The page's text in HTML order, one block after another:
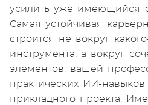
усилить уже имеющийся
Самая устойчивая
строится не вокруг
инструмента, а вокруг
элементов: вашей
практических ИИ-
прикладного проекта.